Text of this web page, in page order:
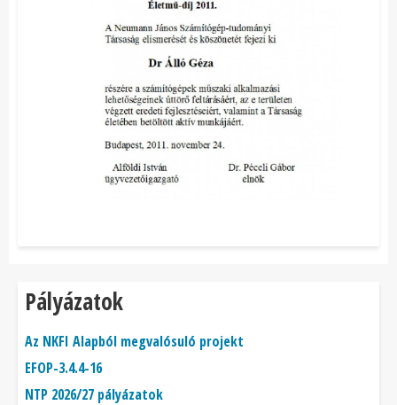
Pályázatok
Az NKFI Alapból megvalósuló projekt
EFOP-3.4.4-16
NTP 2026/27 pályázatok